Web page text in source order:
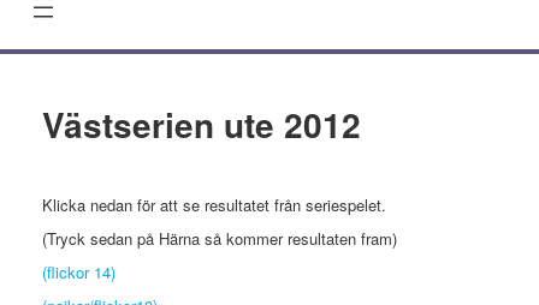
Västserien ute 2012
Klicka nedan för att se resultatet från seriespelet.
(Tryck sedan på Härna så kommer resultaten fram)
(flickor 14)